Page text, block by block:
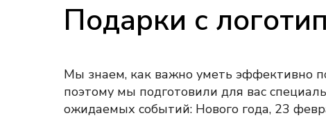
Подарки с
Мы знаем, как важно уметь эффективно
поэтому мы подготовили для вас
ожидаемых событий: Нового года, 23